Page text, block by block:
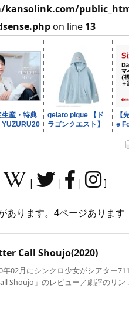
kansolink.com/
on line 13
| | | ]
あります。4ページあります
Call Shoujo(2020)
年02月にシンクロ少女がシアター
Shoujo」のレビュー／劇評のリン